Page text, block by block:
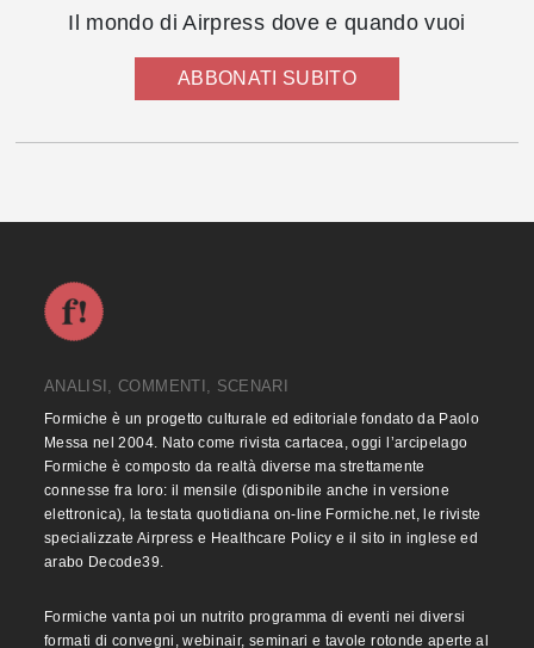
Il mondo di Airpress dove e quando vuoi
ABBONATI SUBITO
ANALISI, COMMENTI, SCENARI
Formiche è un progetto culturale ed editoriale fondato da Paolo
Messa nel 2004. Nato come rivista cartacea, oggi l’arcipelago
Formiche è composto da realtà diverse ma strettamente
connesse fra loro: il mensile (disponibile anche in versione
elettronica), la testata quotidiana on-line Formiche.net, le riviste
specializzate Airpress e Healthcare Policy e il sito in inglese ed
arabo Decode39.
Formiche vanta poi un nutrito programma di eventi nei diversi
formati di convegni, webinair, seminari e tavole rotonde aperte al